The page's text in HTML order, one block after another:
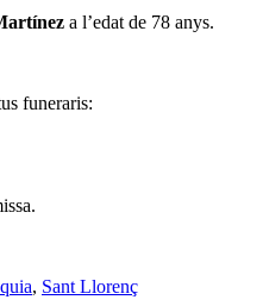
a l’edat de 78 anys.
funeraris:
, Sant Llorenç